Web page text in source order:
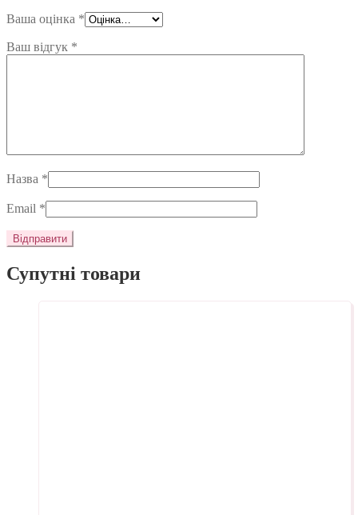
Ваша оцінка *
Ваш відгук *
Назва *
Email *
Супутні товари